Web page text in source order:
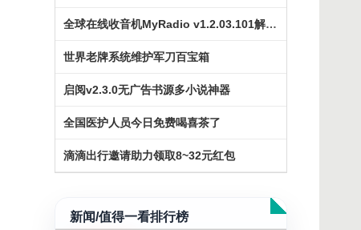
全球在线收音机MyRadio v1.2.03.101解锁VIP版
世界老牌系统维护军刀百宝箱
启阅v2.3.0无广告书源多小说神器
全国医护人员今日免费喝喜茶了
滴滴出行邀请助力领取8~32元红包
新闻/值得一看排行榜